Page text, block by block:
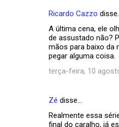
Ricardo Cazzo
A última cena, ele
de assustado não?
mãos para baixo da
pegar alguma coisa.
terça-feira, 10
Zé disse…
Realmente essa
final do caralho, já